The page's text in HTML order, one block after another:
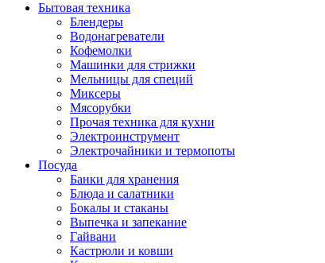
Бытовая техника
Блендеры
Водонагреватели
Кофемолки
Машинки для стрижки
Мельницы для специй
Миксеры
Мясорубки
Прочая техника для кухни
Электроинструмент
Электрочайники и термопоты
Посуда
Банки для хранения
Блюда и салатники
Бокалы и стаканы
Выпечка и запекание
Гайвани
Кастрюли и ковши